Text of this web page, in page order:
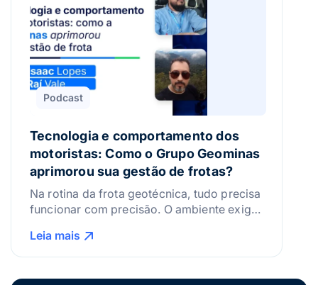
Podcast
Tecnologia e comportamento dos
motoristas: Como o Grupo Geominas
aprimorou sua gestão de frotas?
Na rotina da frota geotécnica, tudo precisa
funcionar com precisão. O ambiente exige
bem preparados e uma operação sem
espaço para erros. Quando se trata de
Leia mais